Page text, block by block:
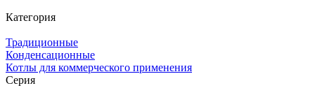
Категория
Традиционные
Конденсационные
Котлы для коммерческого применения
Серия